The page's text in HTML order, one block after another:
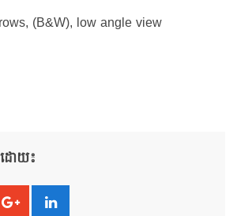
(B&W), low angle view
ដោយ៖